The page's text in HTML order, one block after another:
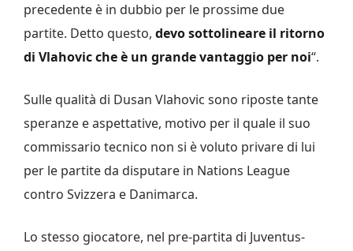
precedente è in dubbio per le prossime due
partite. Detto questo, devo sottolineare il ritorno
di Vlahovic che è un grande vantaggio per noi“.
Sulle qualità di Dusan Vlahovic sono riposte tante
speranze e aspettative, motivo per il quale il suo
commissario tecnico non si è voluto privare di lui
per le partite da disputare in Nations League
contro Svizzera e Danimarca.
Lo stesso giocatore, nel pre-partita di Juventus-